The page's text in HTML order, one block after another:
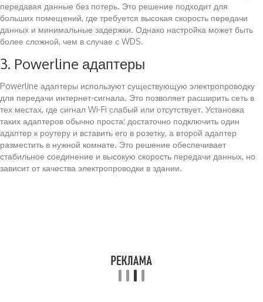
передавая данные без потерь. Это решение подходит для
больших помещений, где требуется высокая скорость передачи
данных и минимальные задержки. Однако настройка может быть
более сложной, чем в случае с WDS.
3. Powerline адаптеры
Powerline адаптеры используют существующую электропроводку
для передачи интернет-сигнала. Это позволяет расширить сеть в
тех местах, где сигнал Wi-Fi слабый или отсутствует. Установка
таких адаптеров обычно проста: достаточно подключить один
адаптер к роутеру и вставить его в розетку, а второй адаптер
разместить в нужной комнате. Это решение обеспечивает
стабильное соединение и высокую скорость передачи данных, но
зависит от качества электропроводки в здании.